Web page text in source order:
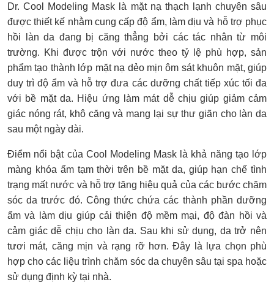
Dr. Cool Modeling Mask là mặt nạ thạch lạnh chuyên sâu
được thiết kế nhằm cung cấp độ ẩm, làm dịu và hỗ trợ phục
hồi làn da đang bị căng thẳng bởi các tác nhân từ môi
trường. Khi được trộn với nước theo tỷ lệ phù hợp, sản
phẩm tạo thành lớp mặt nạ dẻo mịn ôm sát khuôn mặt, giúp
duy trì độ ẩm và hỗ trợ đưa các dưỡng chất tiếp xúc tối đa
với bề mặt da. Hiệu ứng làm mát dễ chịu giúp giảm cảm
giác nóng rát, khô căng và mang lại sự thư giãn cho làn da
sau một ngày dài.
Điểm nổi bật của Cool Modeling Mask là khả năng tạo lớp
màng khóa ẩm tạm thời trên bề mặt da, giúp hạn chế tình
trạng mất nước và hỗ trợ tăng hiệu quả của các bước chăm
sóc da trước đó. Công thức chứa các thành phần dưỡng
ẩm và làm dịu giúp cải thiện độ mềm mại, độ đàn hồi và
cảm giác dễ chịu cho làn da. Sau khi sử dụng, da trở nên
tươi mát, căng mịn và rạng rỡ hơn. Đây là lựa chọn phù
hợp cho các liệu trình chăm sóc da chuyên sâu tại spa hoặc
sử dụng định kỳ tại nhà.